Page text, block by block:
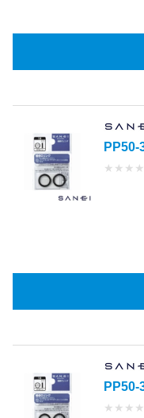
PP50-
★ ★ ★ ★
PP50-
★ ★ ★ ★